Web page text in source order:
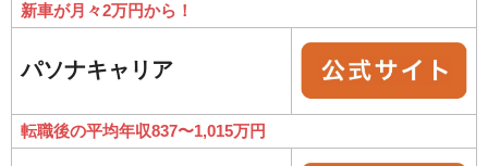
新車が月々2万円から！
パソナキャリア
転職後の平均年収837〜1,015万円